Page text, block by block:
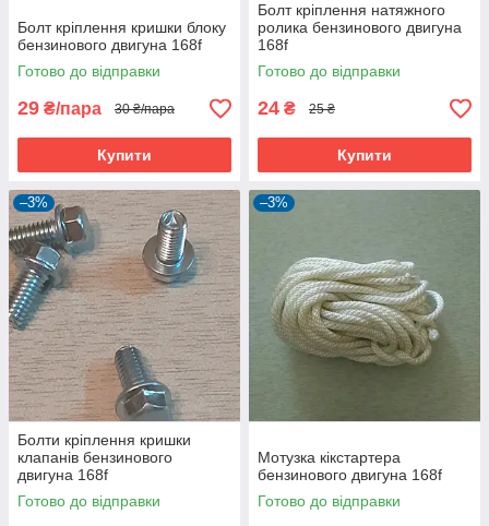
Болт кріплення кришки блоку
бензинового двигуна 168f
Готово до відправки
29 ₴/пара 30 ₴/пара
Купити
Болт кріплення натяжного
ролика бензинового двигуна
168f
Готово до відправки
24 ₴ 25 ₴
Купити
–3%
Болти кріплення кришки
клапанів бензинового
двигуна 168f
Готово до відправки
–3%
Мотузка кікстартера
бензинового двигуна 168f
Готово до відправки